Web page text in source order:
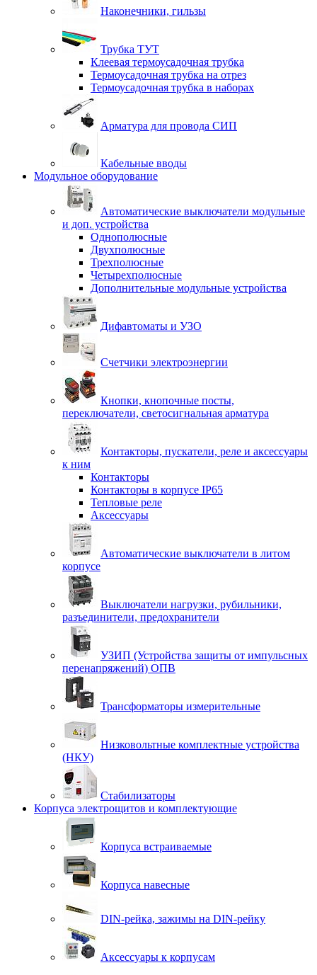
Наконечники, гильзы
Трубка ТУТ
Клеевая термоусадочная трубка
Термоусадочная трубка на отрез
Термоусадочная трубка в наборах
Арматура для провода СИП
Кабельные вводы
Модульное оборудование
Автоматические выключатели модульные
и доп. устройства
Однополюсные
Двухполюсные
Трехполюсные
Четырехполюсные
Дополнительные модульные устройства
Дифавтоматы и УЗО
Счетчики электроэнергии
Кнопки, кнопочные посты,
переключатели, светосигнальная арматура
Контакторы, пускатели, реле и аксессуары
к ним
Контакторы
Контакторы в корпусе IP65
Тепловые реле
Аксессуары
Автоматические выключатели в литом
корпусе
Выключатели нагрузки, рубильники,
разъединители, предохранители
УЗИП (Устройства защиты от импульсных
перенапряжений) ОПВ
Трансформаторы измерительные
Низковольтные комплектные устройства
(НКУ)
Стабилизаторы
Корпуса электрощитов и комплектующие
Корпуса встраиваемые
Корпуса навесные
DIN-рейка, зажимы на DIN-рейку
Аксессуары к корпусам